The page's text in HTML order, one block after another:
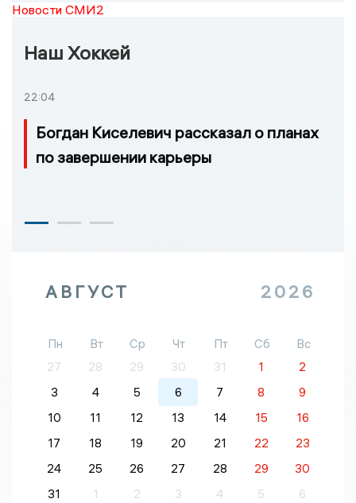
Новости СМИ2
Наш Хоккей
22:04
Богдан Киселевич рассказал о планах
по завершении карьеры
АВГУСТ 2026
Пн Вт Ср Чт Пт Сб
Вс
27
28 29 30 31 1
2
3
4 5 6 7 8
9
10
11 12 13 14 15
16
17
18 19 20 21 22
23
24
25 26 27 28 29
30
31
1 2 3 4 5 6